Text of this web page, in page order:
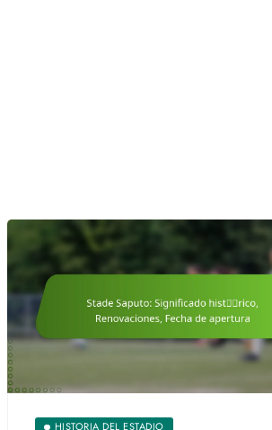
HISTORIA DEL ESTADIO